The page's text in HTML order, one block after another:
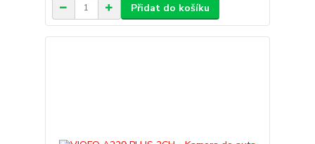
Přidat do košíku